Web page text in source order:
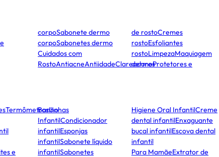
corpoSabonete dermo
corpoSabonetes dermo
Cuidados com
RostoAntiacneAntiidadeClareadores
de rostoCremes
rostoEsfoliantes
rostoLimpezaMaquiagem
dermoProtetores e
TermômetrosUnhas
e
Banho
InfantilCondicionador
infantilEsponjas
infantilSabonete líquido
infantilSabonetes
Higiene Oral InfantilCreme
dental infantilEnxaguante
bucal infantilEscova dental
infantil
Para MamãeExtrator de